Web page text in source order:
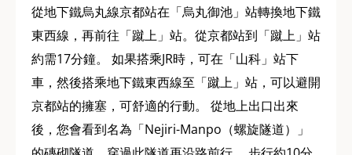
從地下鐵烏丸線京都站在「烏丸御池」站轉換地下鐵
東西線，再前往「蹴上」站。從京都站到「蹴上」站
約需17分鐘。 如果搭乘JR時，可在「山科」站下
車，然後搭乘地下鐵東西線至「蹴上」站，可以避開
京都站的擁塞，可舒適的行動。 從地上出口出來
後，您會看到名為「Nejiri-Manpo（螺旋隧道）」